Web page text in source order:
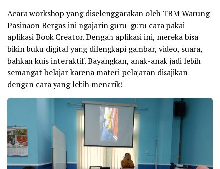
Acara workshop yang diselenggarakan oleh TBM Warung
Pasinaon Bergas ini ngajarin guru-guru cara pakai
aplikasi Book Creator. Dengan aplikasi ini, mereka bisa
bikin buku digital yang dilengkapi gambar, video, suara,
bahkan kuis interaktif. Bayangkan, anak-anak jadi lebih
semangat belajar karena materi pelajaran disajikan
dengan cara yang lebih menarik!